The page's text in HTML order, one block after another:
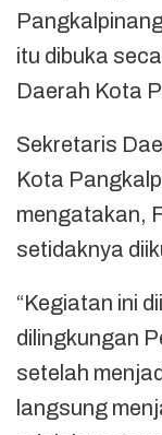
itu dibuka
Daerah Kota
Sekretaris
Kota
mengatakan,
setidaknya
“Kegiatan ini
dilingkungan
setelah
langsung